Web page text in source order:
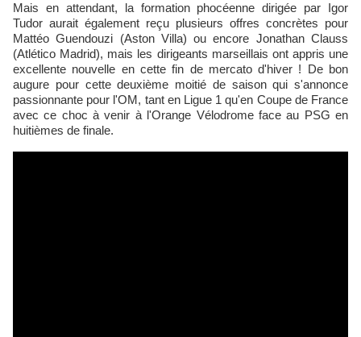
Mais en attendant, la formation phocéenne dirigée par Igor
Tudor aurait également reçu plusieurs offres concrètes pour
Mattéo Guendouzi (Aston Villa) ou encore Jonathan Clauss
(Atlético Madrid), mais les dirigeants marseillais ont appris une
excellente nouvelle en cette fin de mercato d'hiver ! De bon
augure pour cette deuxième moitié de saison qui s'annonce
passionnante pour l'OM, tant en Ligue 1 qu'en Coupe de France
avec ce choc à venir à l'Orange Vélodrome face au PSG en
huitièmes de finale.